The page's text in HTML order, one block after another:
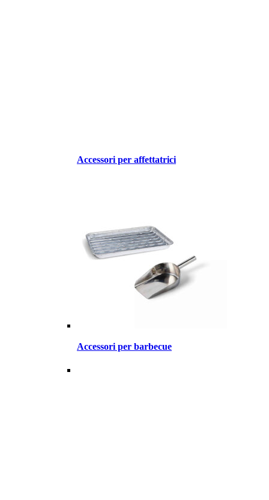
Accessori per affettatrici
Accessori per barbecue